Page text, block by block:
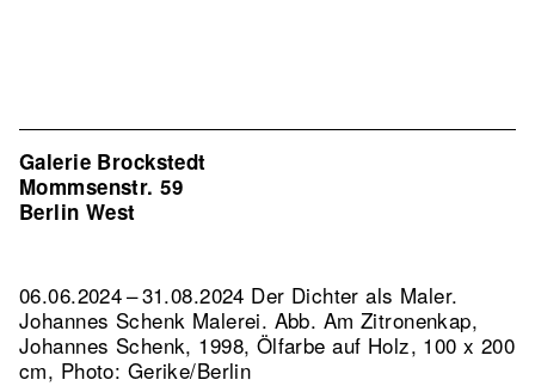
Galerie Brockstedt
Mommsenstr. 59
Berlin West
06.06.2024 – 31.08.2024 Der Dichter als Maler.
Johannes Schenk Malerei. Abb. Am Zitronenkap,
Johannes Schenk, 1998, Ölfarbe auf Holz, 100 x 200
cm, Photo: Gerike/Berlin